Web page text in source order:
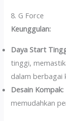
8. G Force
Keunggulan:
Daya Start
tinggi,
dalam berbagai
Desain Kompak:
memudahkan